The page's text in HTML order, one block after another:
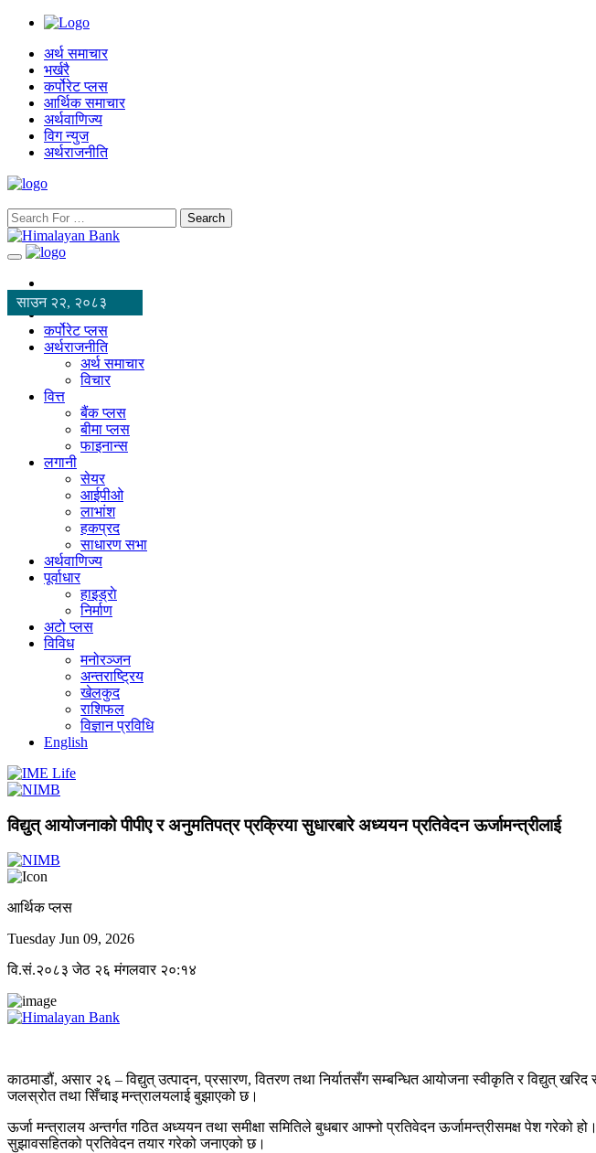
अर्थ समाचार
भर्खरै
कर्पोरेट प्लस
आर्थिक समाचार
अर्थवाणिज्य
विग न्युज
अर्थराजनीति
Search
साउन २२, २०८३
कर्पोरेट प्लस
अर्थराजनीति
अर्थ समाचार
विचार
वित्त
बैंक प्लस
बीमा प्लस
फाइनान्स
लगानी
सेयर
आईपीओ
लाभांश
हकप्रद
साधारण सभा
अर्थवाणिज्य
पूर्वाधार
हाइड्राे
निर्माण
अटो प्लस
विविध
मनोरञ्जन
अन्तराष्ट्रिय
खेलकुद
राशिफल
विज्ञान प्रविधि
English
विद्युत् आयोजनाको पीपीए र अनुमतिपत्र प्रक्रिया सुधारबारे अध्ययन प्रतिवेदन ऊर्जामन्त्रीलाई
आर्थिक प्लस
Tuesday Jun 09, 2026
वि.सं.२०८३ जेठ २६ मंगलवार २०:१४
काठमाडौं, असार २६ – विद्युत् उत्पादन, प्रसारण, वितरण तथा निर्यातसँग सम्बन्धित आयोजना स्वीकृति र विद्युत्
जलस्रोत तथा सिँचाइ मन्त्रालयलाई बुझाएको छ।
ऊर्जा मन्त्रालय अन्तर्गत गठित अध्ययन तथा समीक्षा समितिले बुधबार आफ्नो प्रतिवेदन ऊर्जामन्त्रीसमक्ष पेश गरेको
सुझावसहितको प्रतिवेदन तयार गरेको जनाएको छ।